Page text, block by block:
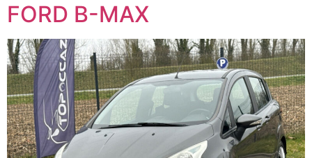
FORD B-MAX